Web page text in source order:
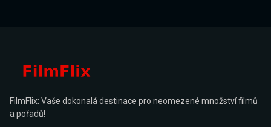
FilmFlix: Vaše dokonalá destinace pro neomezené množství filmů
a pořadů!